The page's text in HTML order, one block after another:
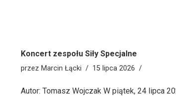
Koncert zespołu Siły Specjalne
przez Marcin Łącki 15 lipca 2026
Autor: Tomasz Wojczak W piątek, 24 lipca